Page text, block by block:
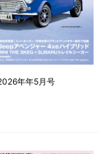
年年5月号